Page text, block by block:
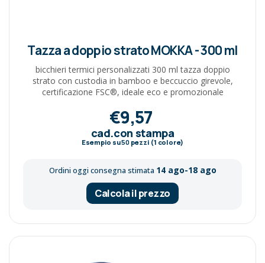
Tazza a doppio strato MOKKA - 300 ml
bicchieri termici personalizzati 300 ml tazza doppio
strato con custodia in bamboo e beccuccio girevole,
certificazione FSC®, ideale eco e promozionale
€9,57
cad.con stampa
Esempio su50pezzi (1 colore)
Ordini oggi consegna stimata 14 ago-18 ago
Calcola il prezzo